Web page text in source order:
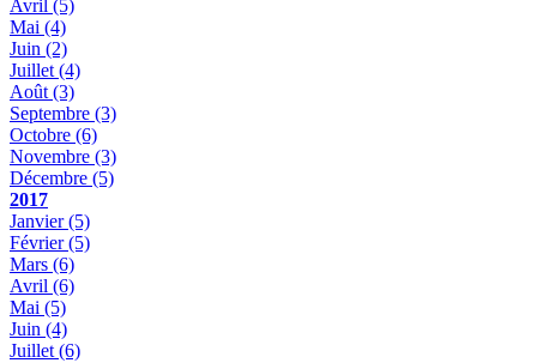
Avril (5)
Mai (4)
Juin (2)
Juillet (4)
Août (3)
Septembre (3)
Octobre (6)
Novembre (3)
Décembre (5)
2017
Janvier(5)
Février(5)
Mars (6)
Avril (6)
Mai (5)
Juin (4)
Juillet (6)